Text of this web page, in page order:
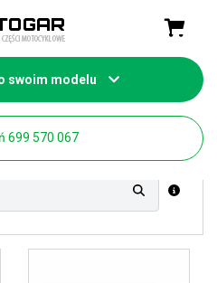
swoim modelu
699 570 067
FZ-1 Fazer